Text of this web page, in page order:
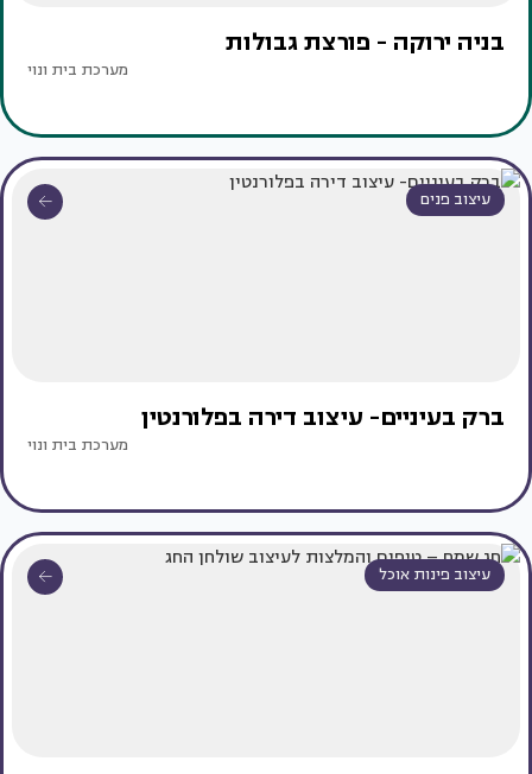
בניה ירוקה - פורצת גבולות
מערכת בית ונוי
עיצוב פנים
ברק בעיניים- עיצוב דירה בפלורנטין
מערכת בית ונוי
עיצוב פינות אוכל